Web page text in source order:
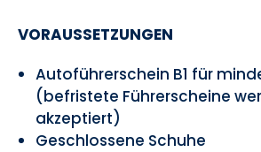
VORAUSSETZUNGEN
Autoführerschein B1 für
(befristete Führerscheine
akzeptiert)
Geschlossene Schuhe